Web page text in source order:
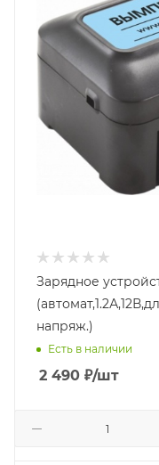
Зарядное
напряж.)
Есть в наличии
2 490 ₽/шт